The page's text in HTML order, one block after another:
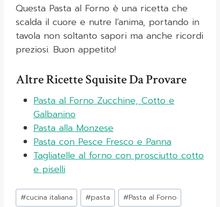
Questa Pasta al Forno è una ricetta che
scalda il cuore e nutre l’anima, portando in
tavola non soltanto sapori ma anche ricordi
preziosi. Buon appetito!
Altre Ricette Squisite Da Provare
Pasta al Forno Zucchine, Cotto e
Galbanino
Pasta alla Monzese
Pasta con Pesce Fresco e Panna
Tagliatelle al forno con prosciutto cotto
e piselli
Tag
#cucina italiana #pasta #Pasta al Forno